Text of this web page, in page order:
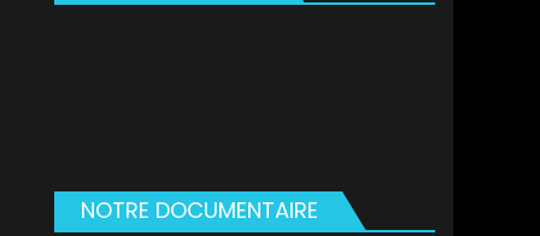
NOTRE DOCUMENTAIRE